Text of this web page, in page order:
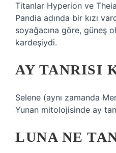
Titanlar Hyperion ve
Pandia adında bir kızı
soyağacına göre, güneş
kardeşiydi.
AY TANRISI
Selene (aynı zamanda
Yunan mitolojisinde ay
LUNA NE